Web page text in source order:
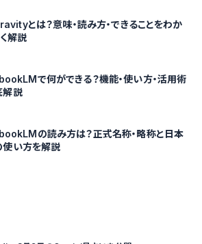
とは？意味・読み方・できることをわか
解説
で何ができる？機能・使い方・活用術
解説
の読み方は？正式名称・略称と日本
使い方を解説